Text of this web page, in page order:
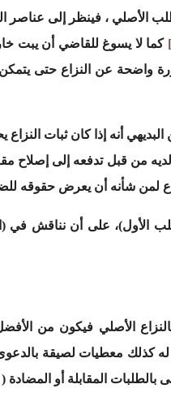
الأصلي ، فينظر إلى عناصر
كما لا يسوغ للقاضي أن يبت
واضحة عن النزاع حتى
أنه إذا كان ثبات
من قبل تدفعه إلى إصلاح
لمن شأنه أن يعرض حقوقه
الأول)، على أن نناقش في
الأصلي فيكون من
كذلك معطيات لصيقة
المقابلة أو المضادة (